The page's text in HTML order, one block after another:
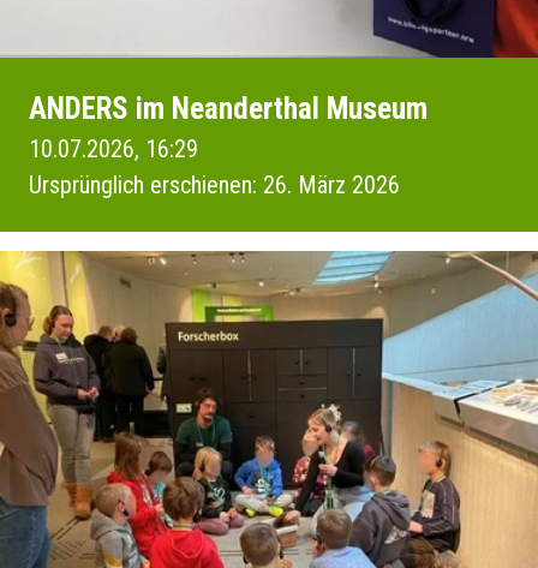
ANDERS im Neanderthal Museum
10.07.2026, 16:29
Ursprünglich erschienen: 26. März 2026